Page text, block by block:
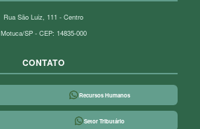
Rua São Luiz, 111 - Centro
Motuca/SP - CEP: 14835-000
CONTATO
Recursos Humanos
Setor Tributário